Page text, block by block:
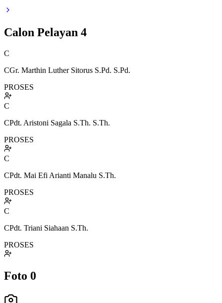
Calon Pelayan 4
C
CGr. Marthin Luther Sitorus S.Pd. S.Pd.
PROSES
C
CPdt. Aristoni Sagala S.Th. S.Th.
PROSES
C
CPdt. Mai Efi Arianti Manalu S.Th.
PROSES
C
CPdt. Triani Siahaan S.Th.
PROSES
Foto 0